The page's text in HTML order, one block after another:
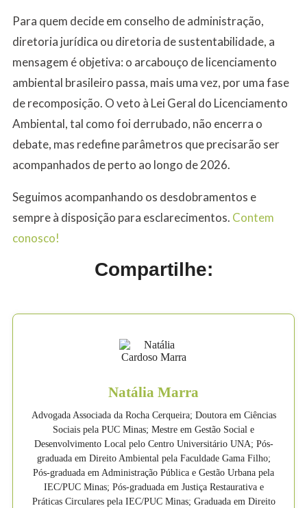
Para quem decide em conselho de administração,
diretoria jurídica ou diretoria de sustentabilidade, a
mensagem é objetiva: o arcabouço de licenciamento
ambiental brasileiro passa, mais uma vez, por uma fase
de recomposição. O veto à Lei Geral do Licenciamento
Ambiental, tal como foi derrubado, não encerra o
debate, mas redefine parâmetros que precisarão ser
acompanhados de perto ao longo de 2026.
Seguimos acompanhando os desdobramentos e
sempre à disposição para esclarecimentos. Contem
conosco!
Compartilhe:
Natália Marra
Advogada Associada da Rocha Cerqueira; Doutora em Ciências
Sociais pela PUC Minas; Mestre em Gestão Social e
Desenvolvimento Local pelo Centro Universitário UNA; Pós-
graduada em Direito Ambiental pela Faculdade Gama Filho;
Pós-graduada em Administração Pública e Gestão Urbana pela
IEC/PUC Minas; Pós-graduada em Justiça Restaurativa e
Práticas Circulares pela IEC/PUC Minas; Graduada em Direito